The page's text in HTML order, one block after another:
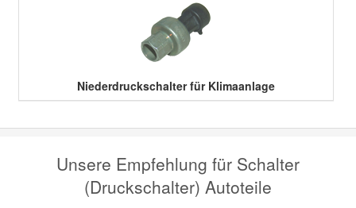
Niederdruckschalter für Klimaanlage
Unsere Empfehlung für Schalter
(Druckschalter) Autoteile
Suzuki Ersatzteile
Toyota Ersatzteile
Vauxhall Ersatzteile